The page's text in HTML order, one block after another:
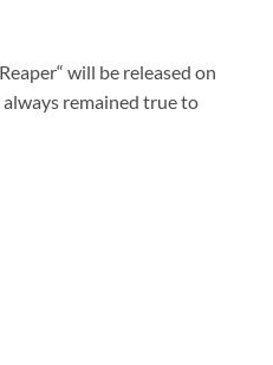
will be released on
remained true to